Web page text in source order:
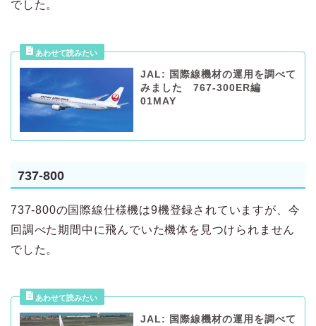
でした。
JAL: 国際線機材の運用を調べて
みました 767-300ER編
01MAY
737-800
737-800の国際線仕様機は9機登録されていますが、今
回調べた期間中に飛んでいた機体を見つけられません
でした。
JAL: 国際線機材の運用を調べて